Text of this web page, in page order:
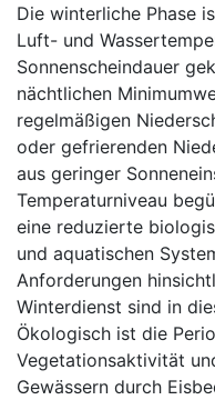
Die winterliche Phase
Luft- und
Sonnenscheindauer
nächtlichen
regelmäßigen
oder gefrierenden
aus geringer
Temperaturniveau
eine reduzierte
und aquatischen
Anforderungen
Winterdienst sind in
Ökologisch ist die
Vegetationsaktivität
Gewässern durch